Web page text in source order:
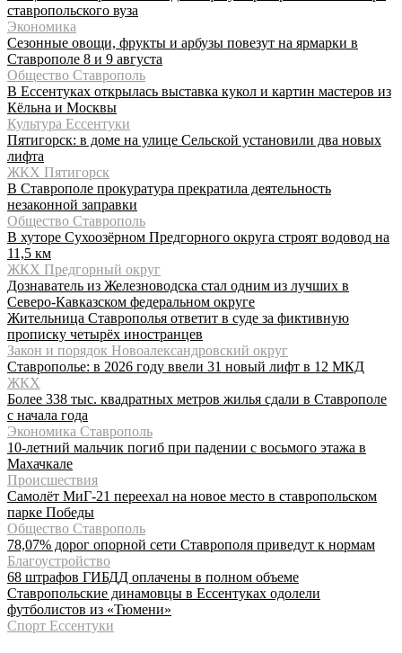
ставропольского вуза
Экономика
Сезонные овощи, фрукты и арбузы повезут на ярмарки в
Ставрополе 8 и 9 августа
Общество Ставрополь
В Ессентуках открылась выставка кукол и картин мастеров из
Кёльна и Москвы
Культура Ессентуки
Пятигорск: в доме на улице Сельской установили два новых
лифта
ЖКХ Пятигорск
В Ставрополе прокуратура прекратила деятельность
незаконной заправки
Общество Ставрополь
В хуторе Сухоозёрном Предгорного округа строят водовод на
11,5 км
ЖКХ Предгорный округ
Дознаватель из Железноводска стал одним из лучших в
Северо-Кавказском федеральном округе
Жительница Ставрополья ответит в суде за фиктивную
прописку четырёх иностранцев
Закон и порядок Новоалександровский округ
Ставрополье: в 2026 году ввели 31 новый лифт в 12 МКД
ЖКХ
Более 338 тыс. квадратных метров жилья сдали в Ставрополе
с начала года
Экономика Ставрополь
10-летний мальчик погиб при падении с восьмого этажа в
Махачкале
Происшествия
Самолёт МиГ-21 переехал на новое место в ставропольском
парке Победы
Общество Ставрополь
78,07% дорог опорной сети Ставрополя приведут к нормам
Благоустройство
68 штрафов ГИБДД оплачены в полном объеме
Ставропольские динамовцы в Ессентуках одолели
футболистов из «Тюмени»
Спорт Ессентуки